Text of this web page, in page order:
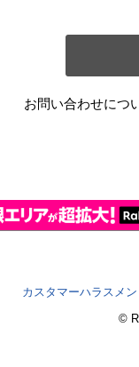
お問い合わせにつ
カスタマーハラスメ
©